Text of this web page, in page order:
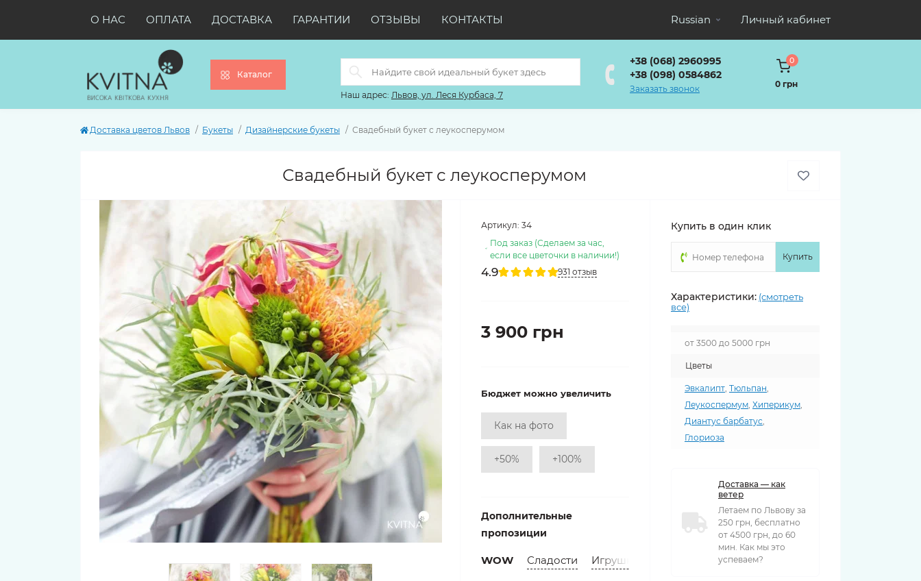
О НАС ОПЛАТА ДОСТАВКА ГАРАНТИИ ОТЗЫВЫ КОНТАКТЫ Russian Личный кабинет
Каталог
Наш адрес: Львов, ул. Леся Курбаса, 7
+38 (068) 2960995
+38 (098) 0584862
Заказать звонок
0
0 грн
Доставка цветов Львов Букеты Дизайнерские букеты Свадебный букет с леукосперумом
Свадебный букет с леукосперумом
Артикул: 34
Под заказ (Сделаем за час,
если все цветочки в наличии!)
4.9 931 отзыв
3 900 грн
Бюджет можно увеличить
Как на фото
+50% +100%
Дополнительные
пропозиции
WOW Сладости Игрушки
Купить в один клик
Купить
Характеристики: (смотреть
все)
от 3500 до 5000 грн
Цветы
Эвкалипт, Тюльпан,
Леукоспермум, Хиперикум,
Диантус барбатус,
Глориоза
Доставка — как
ветер
Летаем по Львову за
250 грн, бесплатно
от 4500 грн, до 60
мин. Как мы это
успеваем?